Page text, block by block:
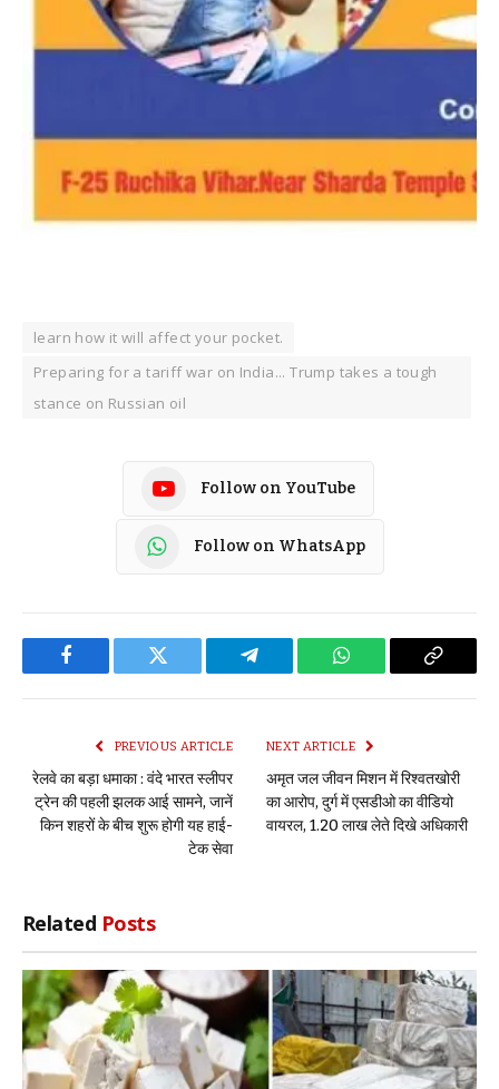
learn how it will affect your pocket.
Preparing for a tariff war on India... Trump takes a tough
stance on Russian oil
Follow on YouTube
Follow on WhatsApp
Facebook Twitter Telegram WhatsApp Copy
PREVIOUS ARTICLE
रेलवे का बड़ा धमाका : वंदे भारत स्लीपर
ट्रेन की पहली झलक आई सामने, जानें
किन शहरों के बीच शुरू होगी यह हाई-
टेक सेवा
NEXT ARTICLE
अमृत जल जीवन मिशन में रिश्वतखोरी
का आरोप, दुर्ग में एसडीओ का वीडियो
वायरल, 1.20 लाख लेते दिखे अधिकारी
Related Posts